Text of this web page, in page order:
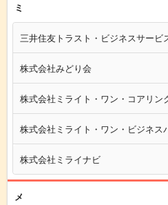
ミ
三井住友トラスト・ビジネスサービ
株式会社みどり会
株式会社ミライト・ワン・コアリン
株式会社ミライト・ワン・ビジネス
株式会社ミライナビ
メ